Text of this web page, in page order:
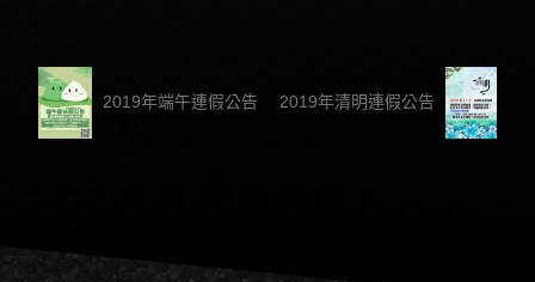
2019年端午連假公告 2019年清明連假公告